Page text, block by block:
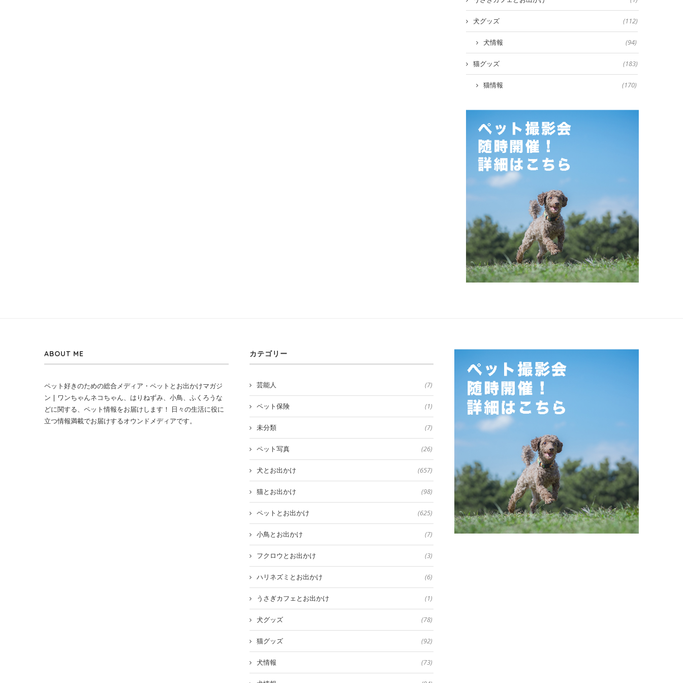
犬グッズ (112)
犬情報 (94)
猫グッズ (183)
猫情報 (170)
ABOUT ME
ペット好きのための総合メディア・ペットとお出かけマガジ
ン | ワンちゃんネコちゃん、はりねずみ、小鳥、ふくろうな
どに関する、ペット情報をお届けします！ 日々の生活に役に
立つ情報満載でお届けするオウンドメディアです。
カテゴリー
芸能人 (7)
ペット保険 (1)
未分類 (7)
ペット写真 (26)
犬とお出かけ (657)
猫とお出かけ (98)
ペットとお出かけ (625)
小鳥とお出かけ (7)
フクロウとお出かけ (3)
ハリネズミとお出かけ (6)
うさぎカフェとお出かけ (1)
犬グッズ (78)
猫グッズ (92)
犬情報 (73)